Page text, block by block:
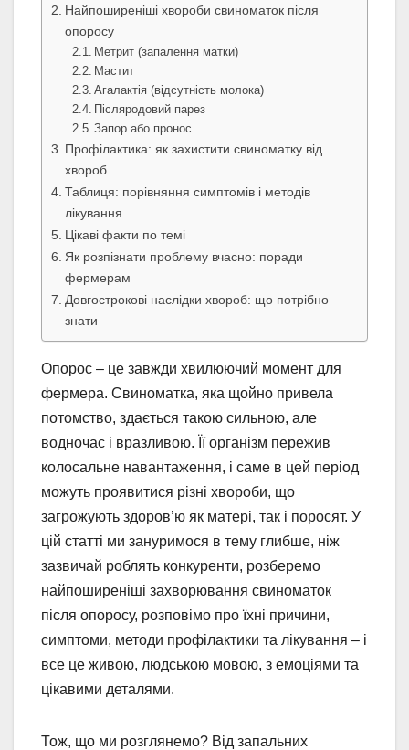
Найпоширеніші хвороби свиноматок після
опоросу
Метрит (запалення матки)
Мастит
Агалактія (відсутність молока)
Післяродовий парез
Запор або пронос
Профілактика: як захистити свиноматку від
хвороб
Таблиця: порівняння симптомів і методів
лікування
Цікаві факти по темі
Як розпізнати проблему вчасно: поради
фермерам
Довгострокові наслідки хвороб: що потрібно
знати
Опорос – це завжди хвилюючий момент для
фермера. Свиноматка, яка щойно привела
потомство, здається такою сильною, але
водночас і вразливою. Її організм пережив
колосальне навантаження, і саме в цей період
можуть проявитися різні хвороби, що
загрожують здоров’ю як матері, так і поросят. У
цій статті ми зануримося в тему глибше, ніж
зазвичай роблять конкуренти, розберемо
найпоширеніші захворювання свиноматок
після опоросу, розповімо про їхні причини,
симптоми, методи профілактики та лікування – і
все це живою, людською мовою, з емоціями та
цікавими деталями.
Тож, що ми розглянемо? Від запальних